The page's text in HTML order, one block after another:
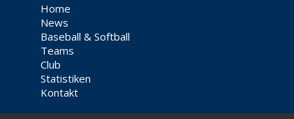
Home
News
Baseball & Softball
Teams
Club
Statistiken
Kontakt